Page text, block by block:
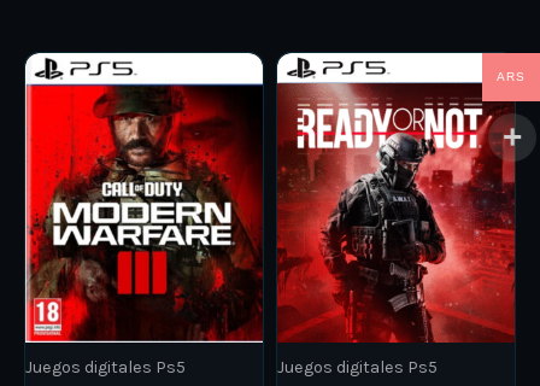
Juegos digitales Ps5
Price
range:
ARS 19.000,00
through
ARS 30.000,00
This
product
has
multiple
variants.
The
options
may
be
chosen
Juegos digitales Ps5
range:
ARS
through
ARS
This
product
has
multiple
variants.
The
options
may
be
chosen
ARS